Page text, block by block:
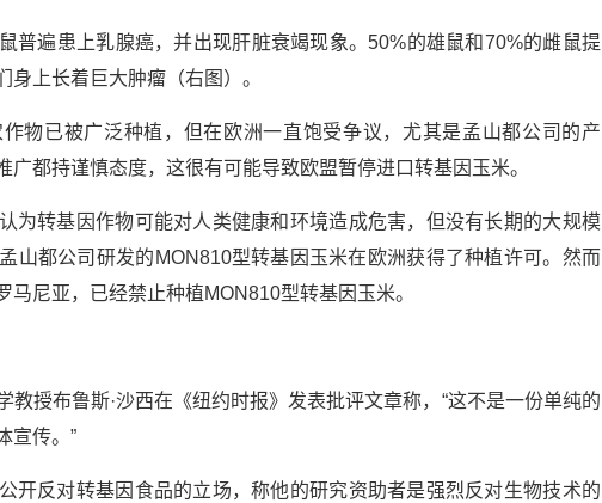
普遍患上乳腺癌，并出现肝脏衰竭现象。50%的雄鼠和70%的雌鼠提
上长着巨大肿瘤（右图）。
物已被广泛种植，但在欧洲一直饱受争议，尤其是孟山都公司的产
都持谨慎态度，这很有可能导致欧盟暂停进口转基因玉米。
为转基因作物可能对人类健康和环境造成危害，但没有长期的大规模
山都公司研发的MON810型转基因玉米在欧洲获得了种植许可。然而
尼亚，已经禁止种植MON810型转基因玉米。
教授布鲁斯·沙西在《纽约时报》发表批评文章称，“这不是一份单纯的
宣传。”
开反对转基因食品的立场，称他的研究资助者是强烈反对生物技术的